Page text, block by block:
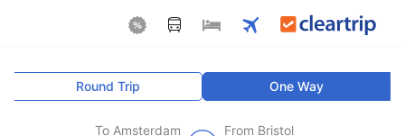
One Way
Round Trip
From Bristol
To Amsterdam